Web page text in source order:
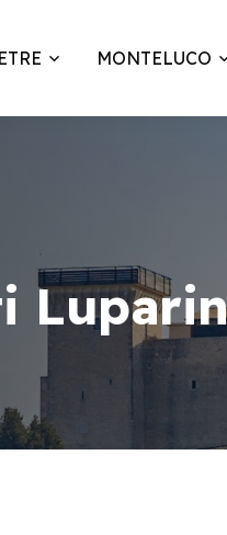
MONTELUCO